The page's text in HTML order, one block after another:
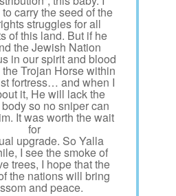
carry the seed of the
struggles for all
of this land. But if he
the Jewish Nation
in our spirit and blood
Trojan Horse within
fortress… and when I
it, He will lack the
so no sniper can
It was worth the wait
for
upgrade. So Yalla
I see the smoke of
trees, I hope that the
the nations will bring
and peace.